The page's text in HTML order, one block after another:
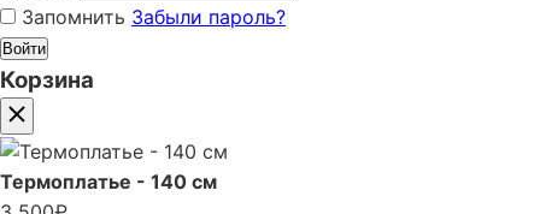
Запомнить Забыли пароль?
Войти
Корзина
Термоплатье - 140 см